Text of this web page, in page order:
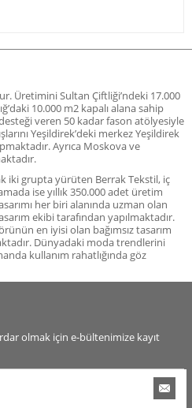
Üretimini Sultan Çiftliği’ndeki 17.000
10.000 m2 kapalı alana sahip
veren 50 kadar fason atölyesiyle
Yeşildirek’deki merkez Yeşildirek
Ayrıca Moskova ve
iki grupta yürüten Berrak Tekstil, iç
ise yıllık 350.000 adet üretim
her biri alanında uzman olan
ekibi tarafından yapılmaktadır.
en iyisi olan bağımsız tasarım
Dünyadaki moda trendlerini
kullanım rahatlığında göz
olmak için e-bültenimize kayıt